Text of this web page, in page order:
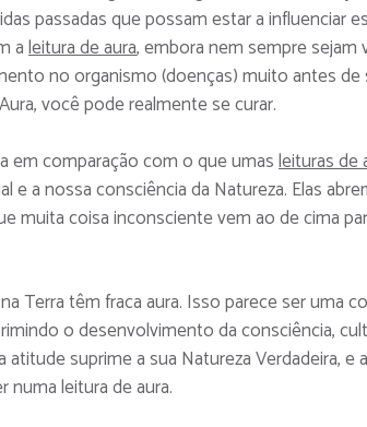
passadas que possam estar a influenciar
aleitura de aura, embora nem sempre sejam
no organismo (doenças) muito antes
você pode realmente se curar.
em comparação com o que umasleituras de
a nossa consciência da Natureza. Elas
muita coisa inconsciente vem ao de cima
Terra têm fraca aura. Isso parece ser uma
o desenvolvimento da consciência,
suprime a sua Natureza Verdadeira, e
numa leitura de aura.